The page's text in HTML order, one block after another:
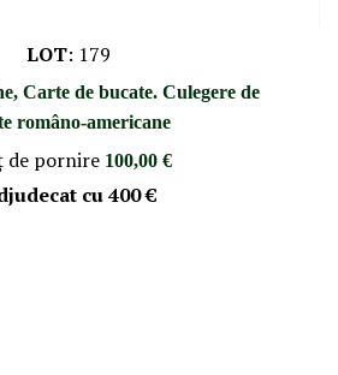
LOT: 179
Carte de bucate. Culegere de
româno-americane
de pornire 100,00 €
cu400 €